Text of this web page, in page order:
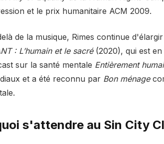
et le prix humanitaire ACM 2009.
de la musique, Rimes continue
: L’humain et le sacré(2020), qui est en
sur la santé mentale Entièrement
et a été reconnu par Bon ménage
s'attendre au Sin City